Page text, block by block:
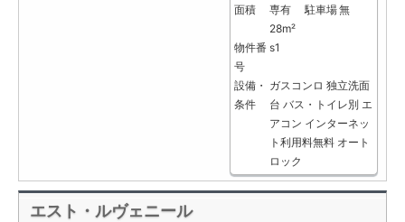
面積
専有
28m²
駐車場無
物件番
号
s1
設備・
条件
ガスコンロ 独立洗面
台 バス・トイレ別 エ
アコン インターネッ
ト利用料無料 オート
ロック
エスト・ルヴェニール